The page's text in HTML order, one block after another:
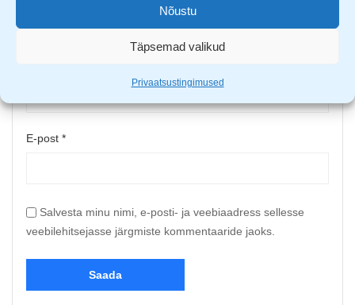
Nõustu
Täpsemad valikud
Privaatsustingimused
E-post *
Salvesta minu nimi, e-posti- ja veebiaadress sellesse
veebilehitsejasse järgmiste kommentaaride jaoks.